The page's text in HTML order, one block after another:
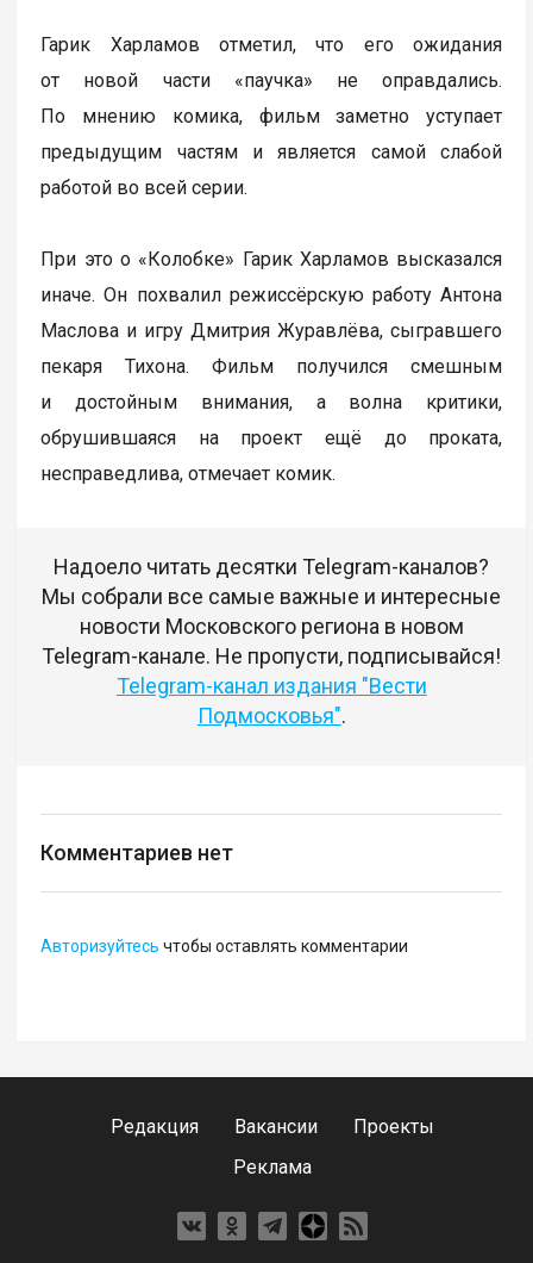
Гарик Харламов отметил, что его ожидания
от новой части «паучка» не оправдались.
По мнению комика, фильм заметно уступает
предыдущим частям и является самой слабой
работой во всей серии.
При это о «Колобке» Гарик Харламов высказался
иначе. Он похвалил режиссёрскую работу Антона
Маслова и игру Дмитрия Журавлёва, сыгравшего
пекаря Тихона. Фильм получился смешным
и достойным внимания, а волна критики,
обрушившаяся на проект ещё до проката,
несправедлива, отмечает комик.
Надоело читать десятки Telegram-каналов?
Мы собрали все самые важные и интересные
новости Московского региона в новом
Telegram-канале. Не пропусти, подписывайся!
Telegram-канал издания "Вести
Подмосковья".
Комментариев нет
Авторизуйтесь чтобы оставлять комментарии
Редакция Вакансии
Проекты
Реклама